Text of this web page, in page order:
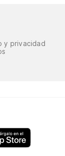
y privacidad